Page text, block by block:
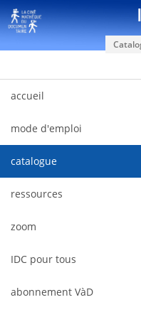
Skip to Content
accueil
mode d'emploi
catalogue
ressources
zoom
IDC pour tous
abonnement VàD